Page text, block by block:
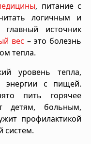
, питание с
логичным и
источник
вес – это болезнь
тепла.
уровень тепла,
энергии с пищей.
пить горячее
детям, больным,
профилактикой
систем.